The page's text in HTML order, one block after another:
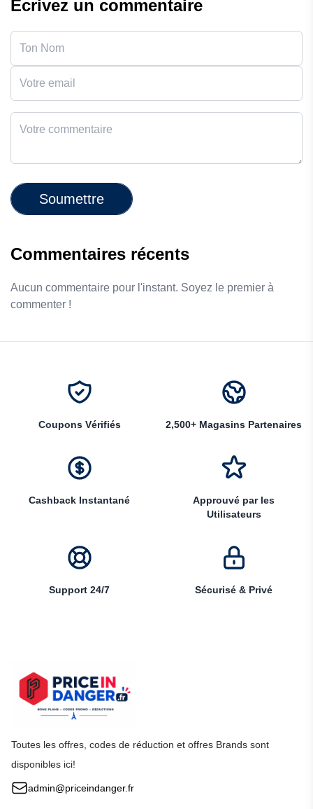
Écrivez un commentaire
Soumettre
Commentaires récents
Aucun commentaire pour l'instant. Soyez le premier à
commenter !
Coupons Vérifiés 2,500+ Magasins Partenaires
Cashback Instantané
Approuvé par les
Utilisateurs
Support 24/7 Sécurisé & Privé
Toutes les offres, codes de réduction et offres Brands sont
disponibles ici!
admin@priceindanger.fr